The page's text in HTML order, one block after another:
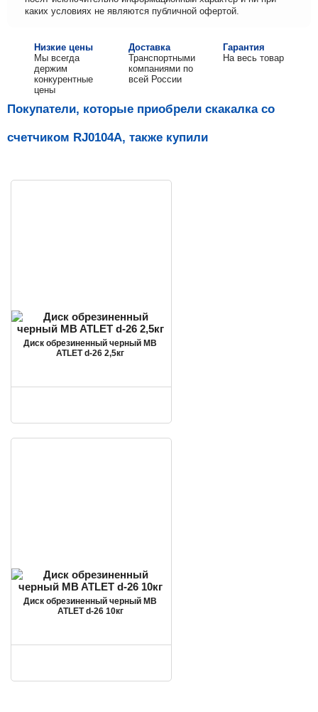
каких условиях не являются публичной офертой.
Низкие цены
Мы всегда
держим
конкурентные
цены
Доставка
Транспортными
компаниями по
всей России
Гарантия
На весь товар
Покупатели, которые приобрели скакалка со
счетчиком RJ0104A, также купили
Диск обрезиненный черный MB
ATLET d-26 2,5кг
Диск обрезиненный черный MB
ATLET d-26 10кг